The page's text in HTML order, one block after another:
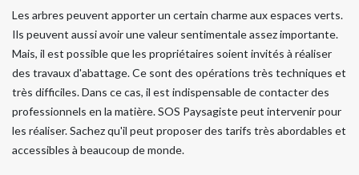
Les arbres peuvent apporter un certain charme aux espaces verts.
Ils peuvent aussi avoir une valeur sentimentale assez importante.
Mais, il est possible que les propriétaires soient invités à réaliser
des travaux d'abattage. Ce sont des opérations très techniques et
très difficiles. Dans ce cas, il est indispensable de contacter des
professionnels en la matière. SOS Paysagiste peut intervenir pour
les réaliser. Sachez qu'il peut proposer des tarifs très abordables et
accessibles à beaucoup de monde.